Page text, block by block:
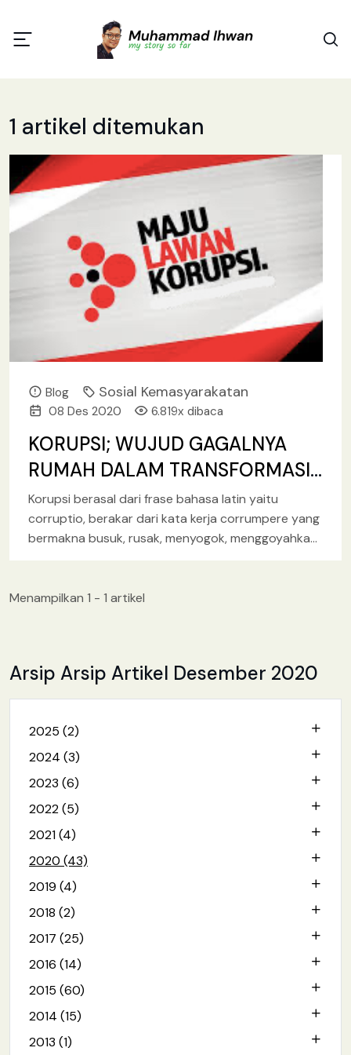
1 artikel ditemukan
Blog Sosial Kemasyarakatan
08 Des 2020 6.819x dibaca
KORUPSI; WUJUD GAGALNYA
RUMAH DALAM TRANSFORMASI
NILAI
Korupsi berasal dari frase bahasa latin yaitu
corruptio, berakar dari kata kerja corrumpere yang
bermakna busuk, rusak, menyogok, menggoyahkan,
Menampilkan 1 - 1 artikel
Arsip Arsip Artikel Desember 2020
2025 (2)
2024 (3)
2023 (6)
2022 (5)
2021 (4)
2020 (43)
2019 (4)
2018 (2)
2017 (25)
2016 (14)
2015 (60)
2014 (15)
2013 (1)